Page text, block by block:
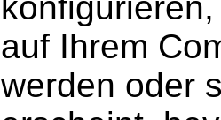
auf Ihrem
werden oder